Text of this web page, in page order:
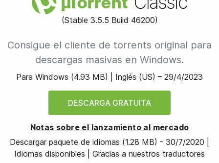
(Stable 3.5.5 Build 46200)
Consigue el cliente de torrents original para
descargas masivas en Windows.
Para Windows (4.93 MB) | Inglés (US) – 29/4/2023
DESCARGA GRATUITA
Notas sobre el lanzamiento al mercado
Descargar paquete de idiomas (1.28 MB) - 30/7/2020
Idiomas disponibles
Gracias a nuestros traductores